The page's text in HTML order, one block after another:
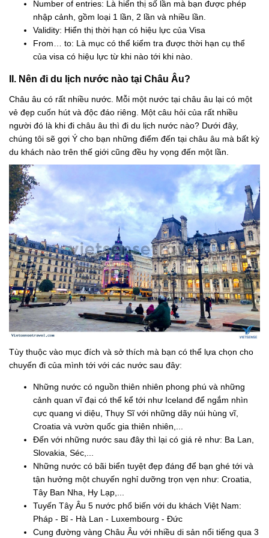
Number of entries: Là hiển thị số lần mà bạn được phép
nhập cảnh, gồm loại 1 lần, 2 lần và nhiều lần.
Validity: Hiển thị thời hạn có hiệu lực của Visa
From… to: Là mục có thể kiểm tra được thời hạn cụ thể
của visa có hiệu lực từ khi nào tới khi nào.
II. Nên đi du lịch nước nào tại Châu Âu?
Châu âu có rất nhiều nước. Mỗi một nước tại châu âu lại có một
vẻ đẹp cuốn hút và độc đáo riêng. Một câu hỏi của rất nhiều
người đó là khi đi châu âu thì đi du lịch nước nào? Dưới đây,
chúng tôi sẽ gợi Ý cho bạn những điểm đến tại châu âu mà bất kỳ
du khách nào trên thế giới cũng đều hy vọng đến một lần.
Tùy thuộc vào mục đích và sở thích mà bạn có thể lựa chọn cho
chuyến đi của mình tới với các nước sau đây:
Những nước có nguồn thiên nhiên phong phú và những
cảnh quan vĩ đại có thể kể tới như Iceland để ngắm nhìn
cực quang vi diệu, Thụy Sĩ với những dãy núi hùng vĩ,
Croatia và vườn quốc gia thiên nhiên,...
Đến với những nước sau đây thì lại có giá rẻ như: Ba Lan,
Slovakia, Séc,...
Những nước có bãi biển tuyệt đẹp đáng để bạn ghé tới và
tận hưởng một chuyến nghỉ dưỡng trọn vẹn như: Croatia,
Tây Ban Nha, Hy Lạp,...
Tuyến Tây Âu 5 nước phổ biến với du khách Việt Nam:
Pháp - Bỉ - Hà Lan - Luxembourg - Đức
Cung đường vàng Châu Âu với nhiều di sản nổi tiếng qua 3